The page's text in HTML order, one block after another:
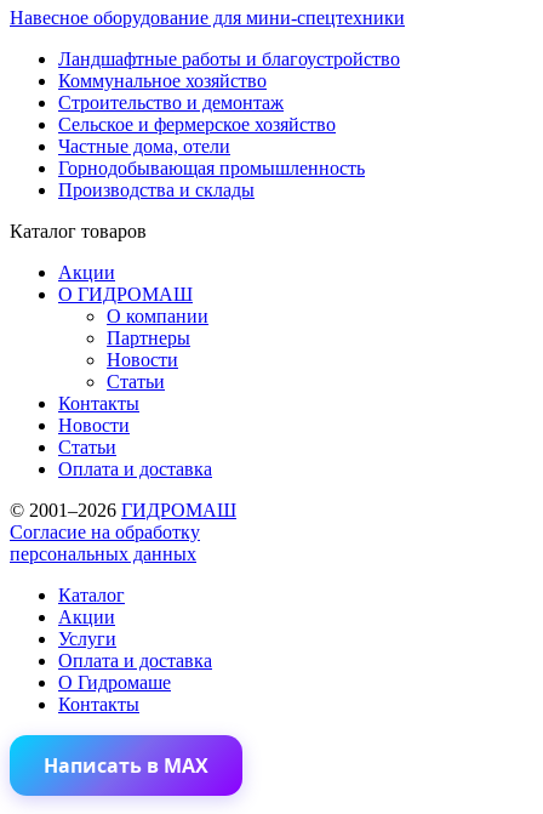
Навесное оборудование для мини-спецтехники
Ландшафтные работы и благоустройство
Коммунальное хозяйство
Строительство и демонтаж
Сельское и фермерское хозяйство
Частные дома, отели
Горнодобывающая промышленность
Производства и склады
Каталог товаров
Акции
О ГИДРОМАШ
О компании
Партнеры
Новости
Статьи
Контакты
Новости
Статьи
Оплата и доставка
© 2001–2026 ГИДРОМАШ
Согласие на обработку
персональных данных
Каталог
Акции
Услуги
Оплата и доставка
О Гидромаше
Контакты
Написать в MAX